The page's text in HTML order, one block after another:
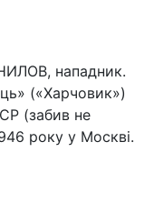
нападник.
(«Харчовик»)
(забив не
року у Москві.